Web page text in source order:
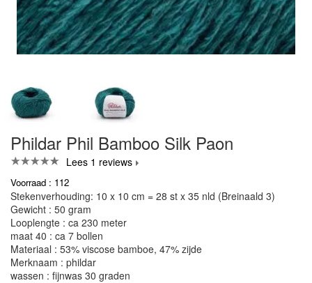
Phildar Phil Bamboo Silk Paon
Lees 1 reviews
Voorraad : 112
Stekenverhouding: 10 x 10 cm = 28 st x 35 nld (Breinaald 3)
Gewicht : 50 gram
Looplengte : ca 230 meter
maat 40 : ca 7 bollen
Materiaal : 53% viscose bamboe, 47% zijde
Merknaam : phildar
wassen : fijnwas 30 graden